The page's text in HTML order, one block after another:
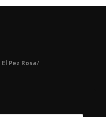
El Pez Rosa?